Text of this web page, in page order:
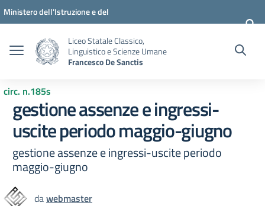
Vai ai contenuti
Vai al menu di navigazione
Vai al footer
Ministero dell'Istruzione e del
Liceo Statale Classico,
Linguistico e Scienze Umane
Francesco De Sanctis
circ. n.185s
gestione assenze e ingressi-
uscite periodo maggio-giugno
gestione assenze e ingressi-uscite periodo
maggio-giugno
dawebmaster